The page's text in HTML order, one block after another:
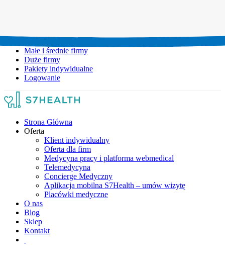
Małe i średnie firmy
Duże firmy
Pakiety indywidualne
Logowanie
Strona Główna
Oferta
Klient indywidualny
Oferta dla firm
Medycyna pracy i platforma webmedical
Telemedycyna
Concierge Medyczny
Aplikacja mobilna S7Health – umów wizytę
Placówki medyczne
O nas
Blog
Sklep
Kontakt